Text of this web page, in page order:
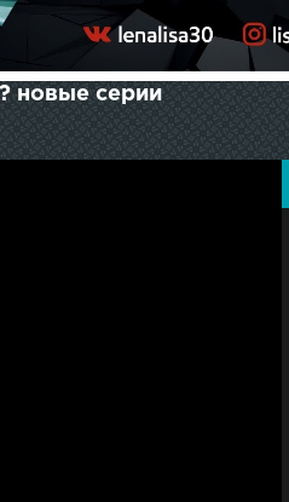
новые серии